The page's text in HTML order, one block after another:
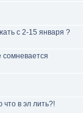
с 2-15 января ?
сомневается
в эл лить?!